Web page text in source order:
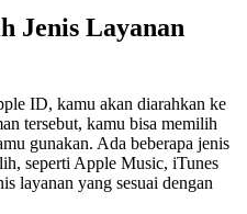
Jenis Layanan
ID, kamu akan diarahkan ke
tersebut, kamu bisa memilih
gunakan. Ada beberapa jenis
seperti Apple Music, iTunes
layanan yang sesuai dengan